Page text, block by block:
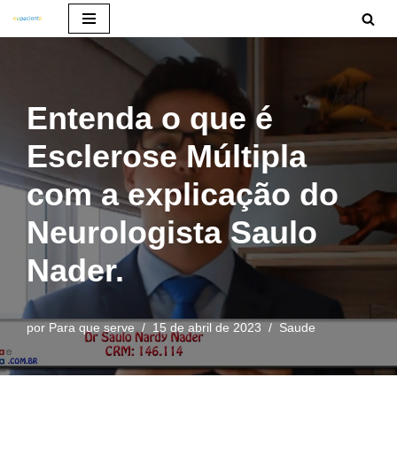
conteúdo
Entenda o que é
Esclerose Múltipla
com a explicação do
Neurologista Saulo
Nader.
por Para que serve 15 de abril de 2023 Saude